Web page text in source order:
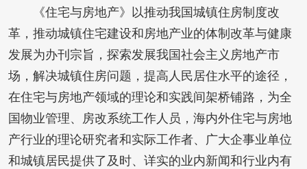
《住宅与房地产》以推动我国城镇住房制度改
革，推动城镇住宅建设和房地产业的体制改革与健康
发展为办刊宗旨，探索发展我国社会主义房地产市
场，解决城镇住房问题，提高人民居住水平的途径，
在住宅与房地产领域的理论和实践间架桥铺路，为全
国物业管理、房改系统工作人员，海内外住宅与房地
产行业的理论研究者和实际工作者、广大企事业单位
和城镇居民提供了及时、详实的业内新闻和行业内有